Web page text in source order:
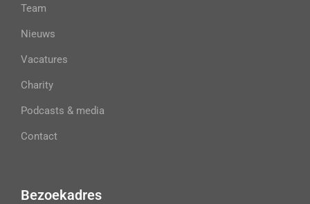
Team
Nieuws
Vacatures
Charity
Podcasts & media
Contact
Bezoekadres